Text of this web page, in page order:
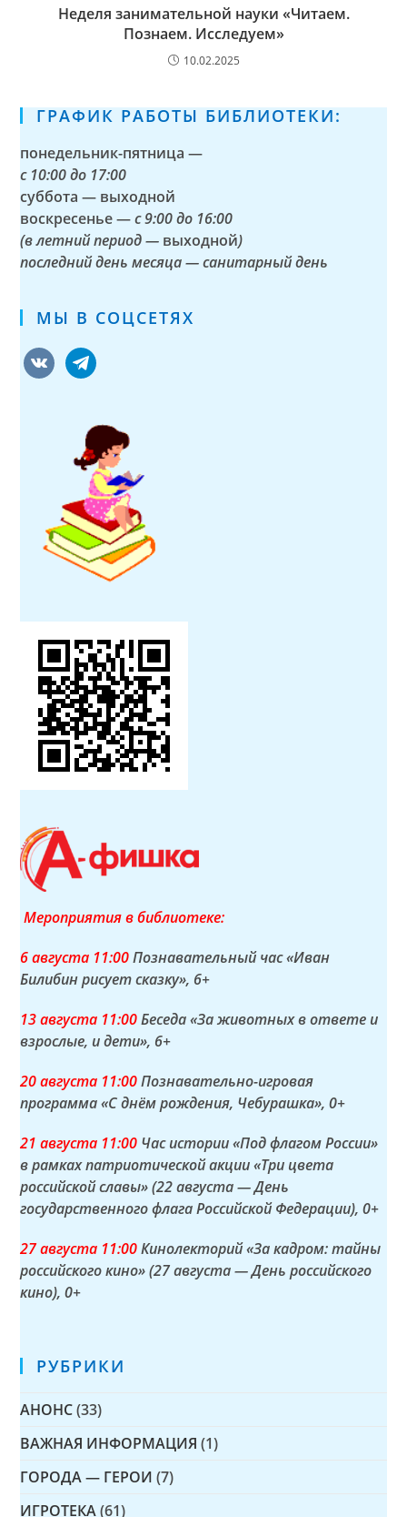
Неделя занимательной науки «Читаем.
Познаем. Исследуем»
10.02.2025
ГРАФИК РАБОТЫ БИБЛИОТЕКИ:
понедельник-пятница —
с 10:00 до 17:00
суббота — выходной
воскресенье —с 9:00 до 16:00
(в летний период — выходной)
последний день месяца — санитарный день
МЫ В СОЦСЕТЯХ
vkontaktetelegram
Мероприятия в библиотеке:
6 августа 11:00Познавательный час «Иван
Билибин рисует сказку», 6+
13 августа 11:00Беседа «За животных в ответе и
взрослые, и дети», 6+
20 августа 11:00Познавательно-игровая
программа «С днём рождения, Чебурашка», 0+
21 августа 11:00 Час истории «Под флагом России»
в рамках патриотической акции «Три цвета
российской славы» (22 августа — День
государственного флага Российской Федерации), 0+
27 августа 11:00Кинолекторий «За кадром: тайны
российского кино» (27 августа — День российского
кино), 0+
РУБРИКИ
АНОНС (33)
ВАЖНАЯ ИНФОРМАЦИЯ (1)
ГОРОДА — ГЕРОИ (7)
ИГРОТЕКА (61)